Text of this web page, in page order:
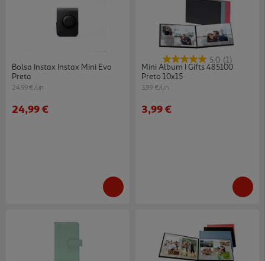
Bolsa Instax Instax Mini Evo
Preta
24.99 €/un
24,99 €
5.0 (1)
Mini Album I Gifts 485100
Preto 10x15
3.99 €/un
3,99 €